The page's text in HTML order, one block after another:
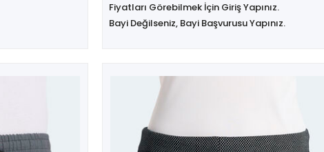
Fiyatları Görebilmek İçin Giriş Yapınız.
Bayi Değilseniz, Bayi Başvurusu Yapınız.